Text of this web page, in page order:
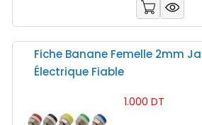
Fiche Banane Femelle 2mm
Électrique Fiable
1.000 DT